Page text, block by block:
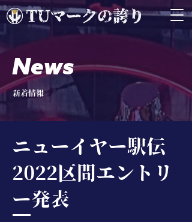
News
新着情報
ニューイヤー駅伝
2022区間エントリ
ー発表